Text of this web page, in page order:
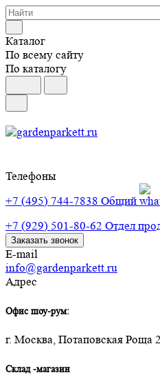
Каталог
По всему сайту
По каталогу
Телефоны
+7 (495) 744-7838 Общий
+7 (929) 501-80-62 Отдел
Заказать звонок
E-mail
info@gardenparkett.ru
Адрес
Офис шоу-рум:
г. Москва, Потаповская Роща
Склад -магазин